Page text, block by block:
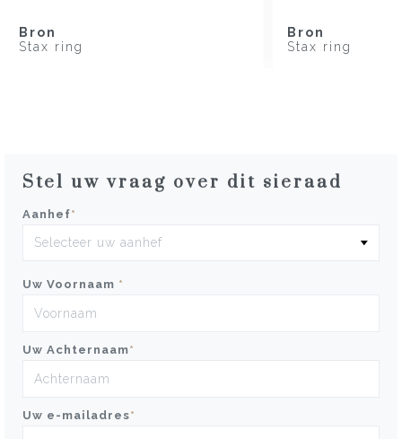
Bron
Stax ring
Bron
Stax ring
Stel uw vraag over dit sieraad
Aanhef*
Uw Voornaam *
Uw Achternaam*
Uw e-mailadres*